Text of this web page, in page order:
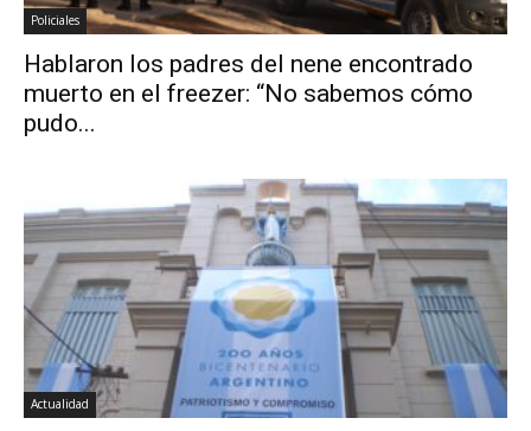
Policiales
Hablaron los padres del nene encontrado
muerto en el freezer: “No sabemos cómo
pudo...
Actualidad